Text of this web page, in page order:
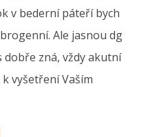
v bederní páteří bych
Ale jasnou dg
zná, vždy akutní
vyšetření Vaším